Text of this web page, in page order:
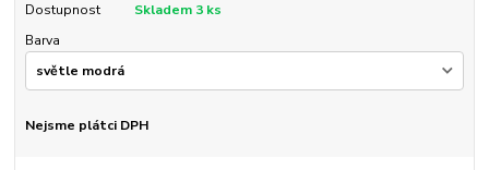
Dostupnost
Skladem 3 ks
Barva
Nejsme plátci DPH